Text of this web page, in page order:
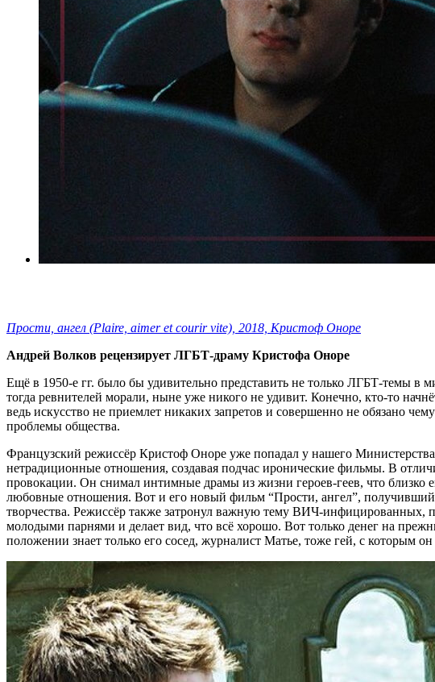
Прости, ангел (Plaire, aimer et courir vite), 2018, Кристоф Оноре
Андрей Волков рецензирует ЛГБТ-драму Кристофа Оноре
Ещё в 1950-е гг. было бы удивительно представить не только ЛГБТ-темы
тогда ревнителей морали, ныне уже никого не удивит. Конечно, кто-то
ведь искусство не приемлет никаких запретов и совершенно не обязано
проблемы общества.
Французский режиссёр Кристоф Оноре уже попадал у нашего
нетрадиционные отношения, создавая подчас иронические фильмы. В
провокации. Он снимал интимные драмы из жизни героев-геев, что близко
любовные отношения. Вот и его новый фильм “Прости, ангел”,
творчества. Режиссёр также затронул важную тему ВИЧ-инфицированных,
молодыми парнями и делает вид, что всё хорошо. Вот только денег на
положении знает только его сосед, журналист Матье, тоже гей, с которым